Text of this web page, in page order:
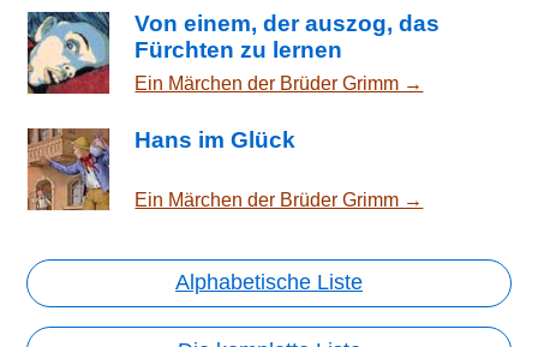
Von einem, der auszog, das
Fürchten zu lernen
Ein Märchen der Brüder Grimm →
Hans im Glück
Ein Märchen der Brüder Grimm →
Alphabetische Liste